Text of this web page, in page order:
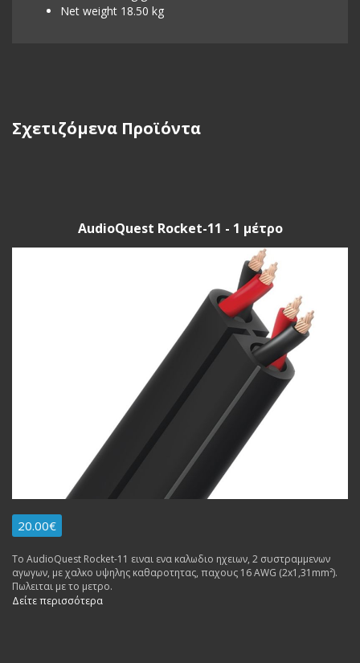
Net weight 18.50 kg
Σχετιζόμενα Προϊόντα
AudioQuest Rocket-11 - 1 μέτρο
20.00€
To AudioQuest Rocket-11 ειναι ενα καλωδιο ηχειων, 2 συστραμμενων
αγωγων, με χαλκο υψηλης καθαροτητας, παχους 16 AWG (2x1,31mm²).
Πωλειται με το μετρο.
Δείτε περισσότερα